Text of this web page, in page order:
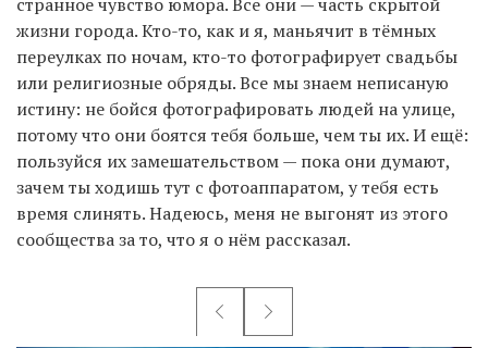
жизни города. Кто-то, как и я, маньячит в тёмных
переулках по ночам, кто-то фотографирует свадьбы
или религиозные обряды. Все мы знаем неписаную
истину: не бойся фотографировать людей на улице,
потому что они боятся тебя больше, чем ты их. И ещё:
пользуйся их замешательством — пока они думают,
зачем ты ходишь тут с фотоаппаратом, у тебя есть
время слинять. Надеюсь, меня не выгонят из этого
сообщества за то, что я о нём рассказал.